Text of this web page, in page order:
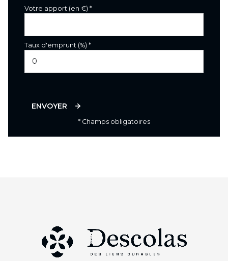
Votre apport (en €) *
Taux d'emprunt (%) *
ENVOYER
* Champs obligatoires